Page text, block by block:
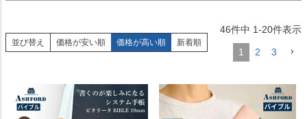
並び替え 価格が安い順 価格が高い順 新着順
46件中 1-20件表示
1 2 3